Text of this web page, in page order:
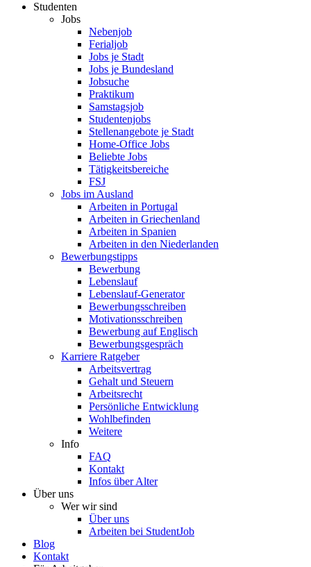
Studenten
Jobs
Nebenjob
Ferialjob
Jobs je Stadt
Jobs je Bundesland
Jobsuche
Praktikum
Samstagsjob
Studentenjobs
Stellenangebote je Stadt
Home-Office Jobs
Beliebte Jobs
Tätigkeitsbereiche
FSJ
Jobs im Ausland
Arbeiten in Portugal
Arbeiten in Griechenland
Arbeiten in Spanien
Arbeiten in den Niederlanden
Bewerbungstipps
Bewerbung
Lebenslauf
Lebenslauf-Generator
Bewerbungsschreiben
Motivationsschreiben
Bewerbung auf Englisch
Bewerbungsgespräch
Karriere Ratgeber
Arbeitsvertrag
Gehalt und Steuern
Arbeitsrecht
Persönliche Entwicklung
Wohlbefinden
Weitere
Info
FAQ
Kontakt
Infos über Alter
Über uns
Wer wir sind
Über uns
Arbeiten bei StudentJob
Blog
Kontakt